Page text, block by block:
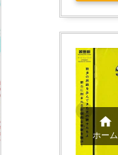

ホーム